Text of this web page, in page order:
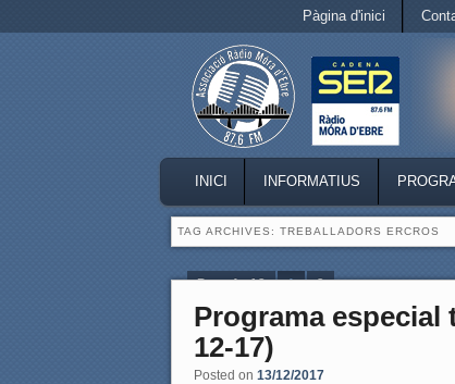
Pàgina d'inici
MAIN MENU
SKIP TO PRIMARY CONTENT
SKIP TO SECONDARY
INICI INFORMATIUS
TAG ARCHIVES: TREBALLADORS ERCROS
Page 1 of 2 1 2
Programa especial
12-17)
Posted on 13/12/2017